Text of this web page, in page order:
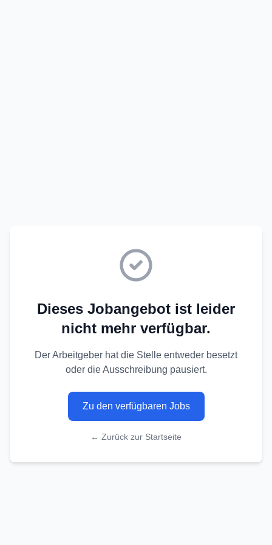
Dieses Jobangebot ist leider
nicht mehr verfügbar.
Der Arbeitgeber hat die Stelle entweder besetzt
oder die Ausschreibung pausiert.
Zu den verfügbaren Jobs
← Zurück zur Startseite